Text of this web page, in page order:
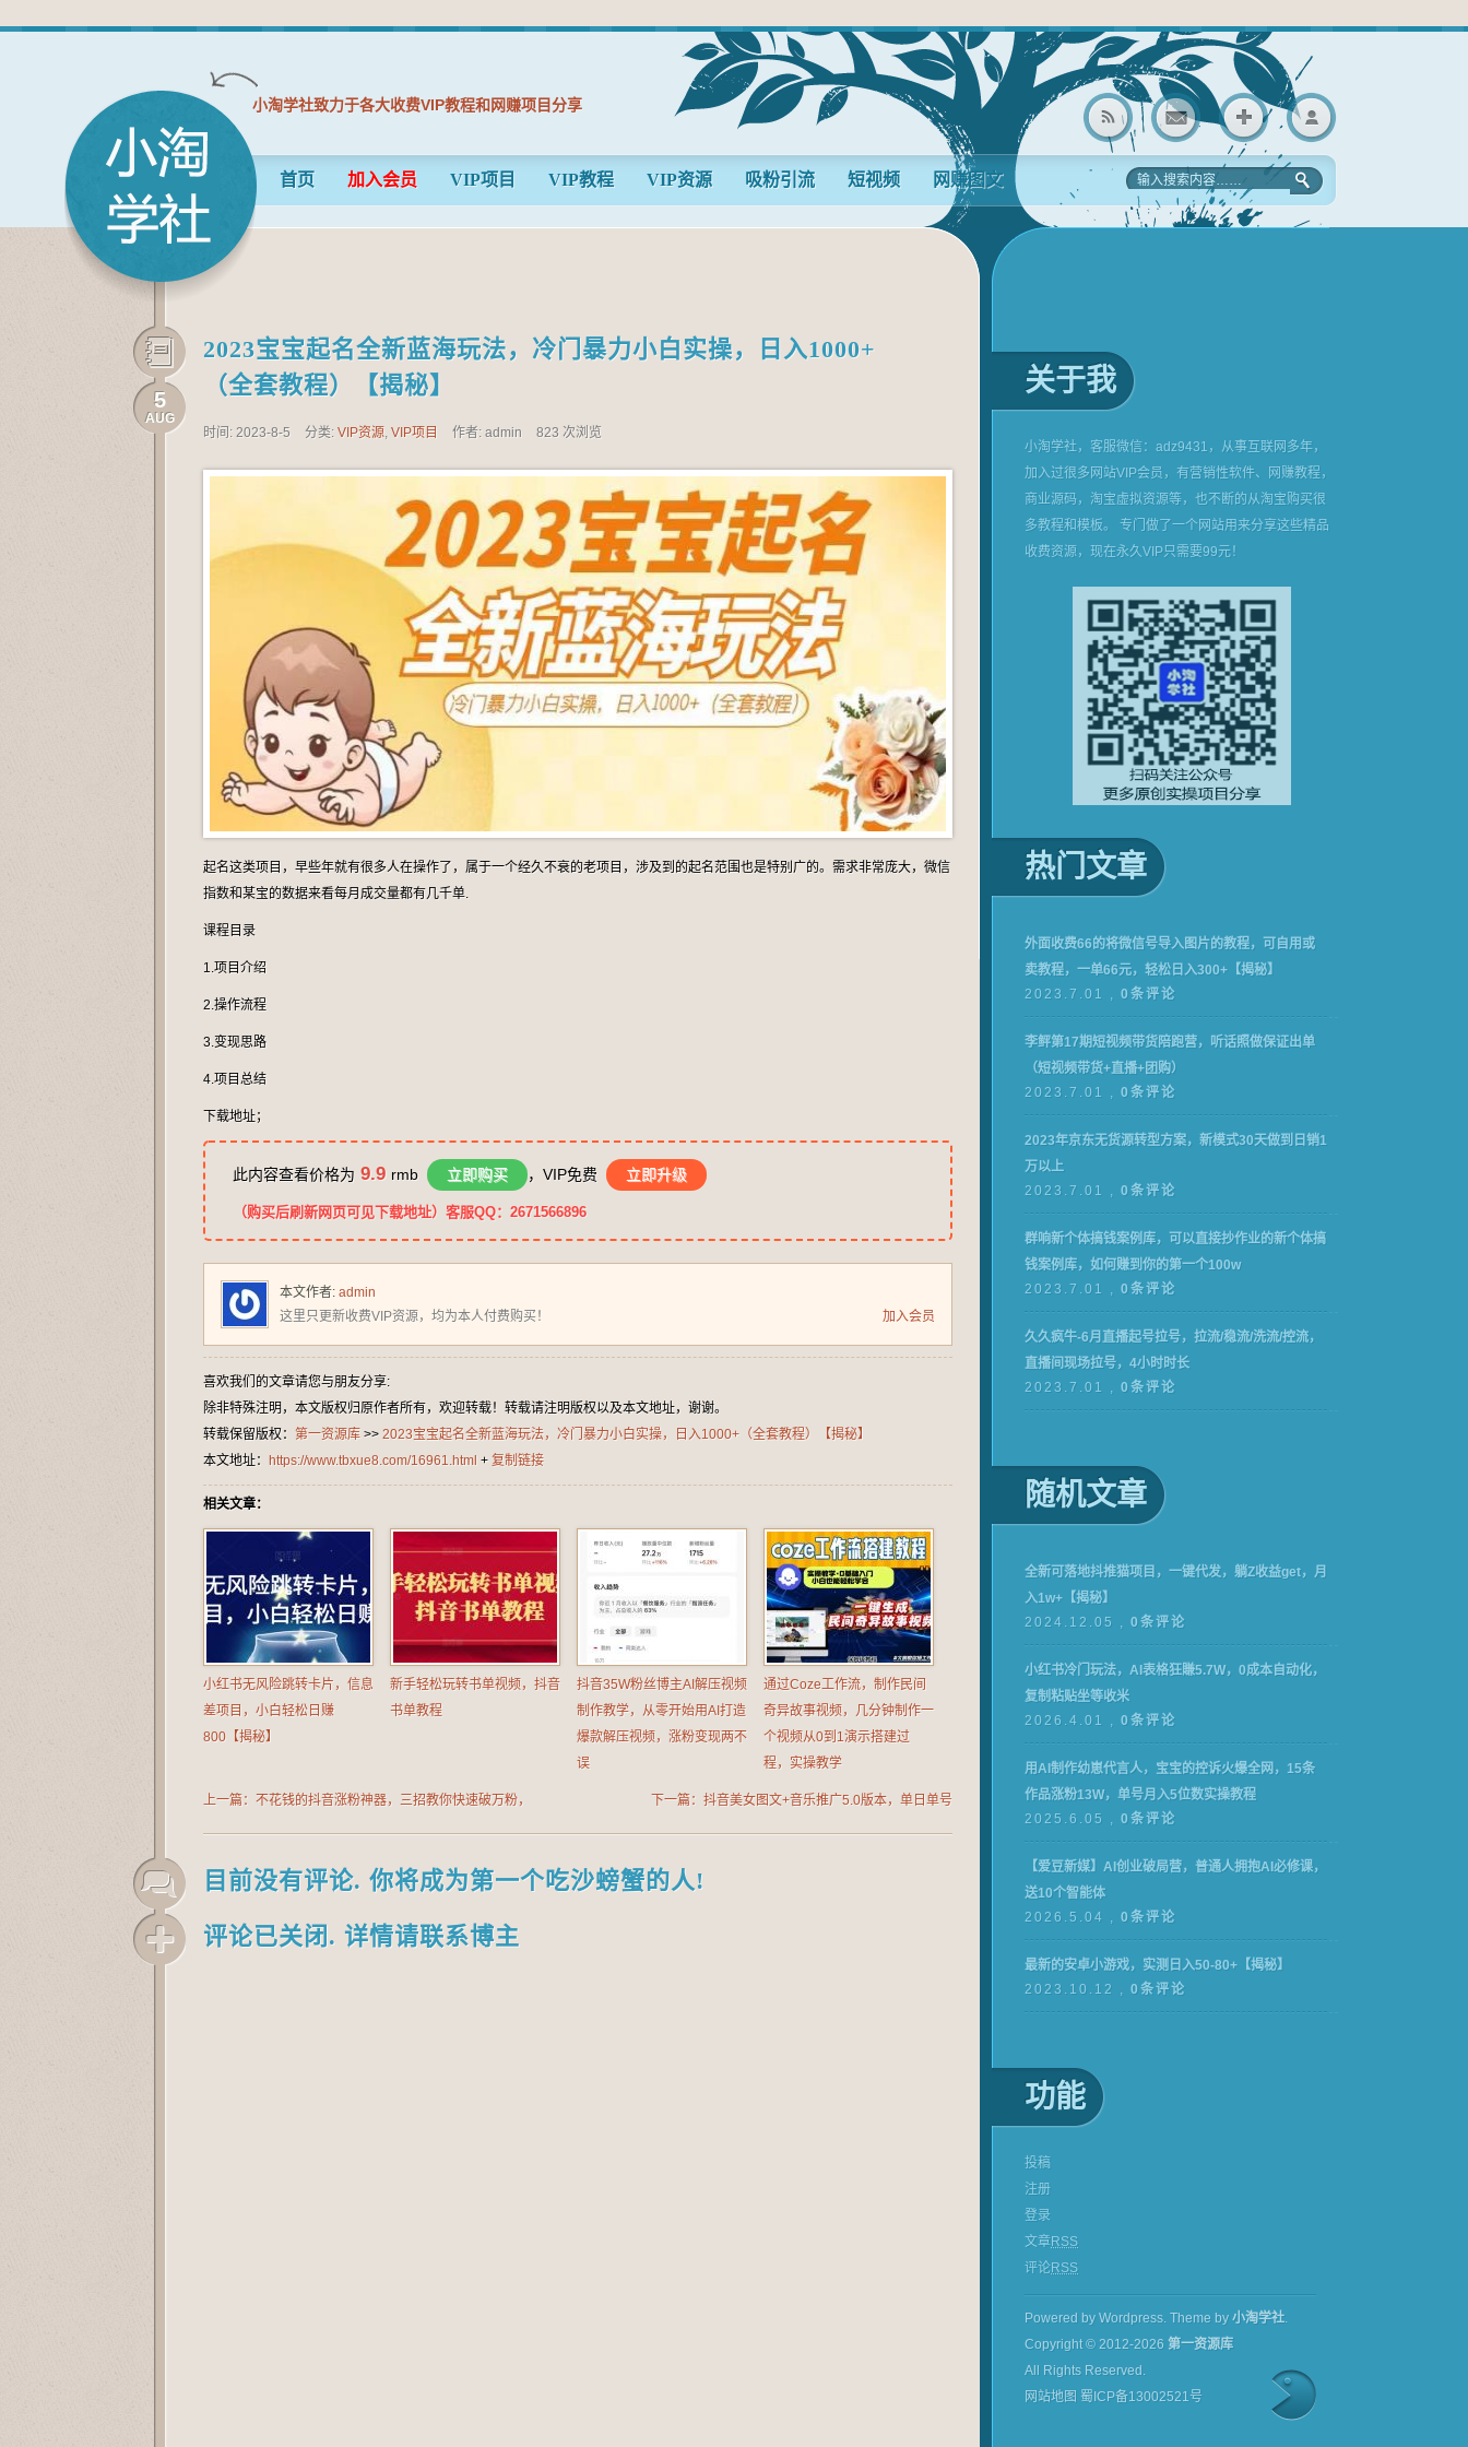
小淘学社致力于各大收费VIP教程和网赚项目分享
首页 加入会员 VIP项目 VIP教程 VIP资源 吸粉引流 短视频 网赚图文
5
AUG
2023宝宝起名全新蓝海玩法，冷门暴力小白实操，日入1000+
（全套教程）【揭秘】
时间: 2023-8-5 分类: VIP资源, VIP项目 作者: admin 823 次浏览
起名这类项目，早些年就有很多人在操作了，属于一个经久不衰的老项目，涉及到的起名范围也是特别广的。需求非常庞大，微信
指数和某宝的数据来看每月成交量都有几千单.
课程目录
1.项目介绍
2.操作流程
3.变现思路
4.项目总结
下载地址；
此内容查看价格为 9.9 rmb 立即购买 ，VIP免费 立即升级
（购买后刷新网页可见下载地址）客服QQ：2671566896
本文作者: admin
这里只更新收费VIP资源，均为本人付费购买！
加入会员
喜欢我们的文章请您与朋友分享:
除非特殊注明，本文版权归原作者所有，欢迎转载！转载请注明版权以及本文地址，谢谢。
转载保留版权： 第一资源库 >> 2023宝宝起名全新蓝海玩法，冷门暴力小白实操，日入1000+（全套教程）【揭秘】
本文地址：
https://www.tbxue8.com/16961.html + 复制链接
相关文章：
小红书无风险跳转卡片，信息
差项目，小白轻松日赚
800【揭秘】
新手轻松玩转书单视频，抖音
书单教程
抖音35W粉丝博主AI解压视频
制作教学，从零开始用AI打造
爆款解压视频，涨粉变现两不
误
通过Coze工作流，制作民间
奇异故事视频，几分钟制作一
个视频从0到1演示搭建过
程，实操教学
上一篇：不花钱的抖音涨粉神器，三招教你快速破万粉，
下一篇：抖音美女图文+音乐推广5.0版本，单日单号
目前没有评论. 你将成为第一个吃沙螃蟹的人!
评论已关闭. 详情请联系博主
关于我
小淘学社，客服微信：adz9431，从事互联网多年，
加入过很多网站VIP会员，有营销性软件、网赚教程，
商业源码，淘宝虚拟资源等，也不断的从淘宝购买很
多教程和模板。 专门做了一个网站用来分享这些精品
收费资源，现在永久VIP只需要99元！
热门文章
外面收费66的将微信号导入图片的教程，可自用或
卖教程，一单66元，轻松日入300+【揭秘】
2023.7.01 , 0条评论
李鲆第17期短视频带货陪跑营，听话照做保证出单
（短视频带货+直播+团购）
2023.7.01 , 0条评论
2023年京东无货源转型方案，新模式30天做到日销1
万以上
2023.7.01 , 0条评论
群响新个体‮钱搞‬案例库，可‮直以‬接抄作业的新‮体个‬搞
钱案例库，如何赚到你的第一个100w
2023.7.01 , 0条评论
久久疯牛-6月直播起号拉号，拉流/稳流/洗流/控流，​
直播间现场拉号，4小时时长
2023.7.01 , 0条评论
随机文章
全新可落地抖推猫项目，一键代发，躺Z收益get，月
入1w+【揭秘】
2024.12.05 , 0条评论
小红书冷门玩法，AI表格狂賺5.7W，0成本自动化，
复制粘贴坐等收米
2026.4.01 , 0条评论
用AI制作幼崽代言人，宝宝的控诉火爆全网，15条
作品涨粉13W，单号月入5位数实操教程
2025.6.05 , 0条评论
【爱豆新媒】AI创业破局营，普通人拥抱AI必修课，
送10个智能体
2026.5.04 , 0条评论
最新的安卓小游戏，实测日入50-80+【揭秘】
2023.10.12 , 0条评论
功能
投稿
注册
登录
文章RSS
评论RSS
Powered by Wordpress. Theme by 小淘学社.
Copyright © 2012-2026 第一资源库
All Rights Reserved.
网站地图 蜀ICP备13002521号